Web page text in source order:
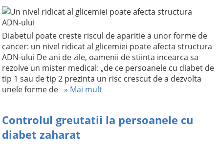
Diabetul poate creste riscul de aparitie a unor forme de
cancer: un nivel ridicat al glicemiei poate afecta structura
ADN-ului De ani de zile, oamenii de stiinta incearca sa
rezolve un mister medical: „de ce persoanele cu diabet de
tip 1 sau de tip 2 prezinta un risc crescut de a dezvolta
unele forme de » Mai mult
Controlul greutatii la persoanele cu
diabet zaharat